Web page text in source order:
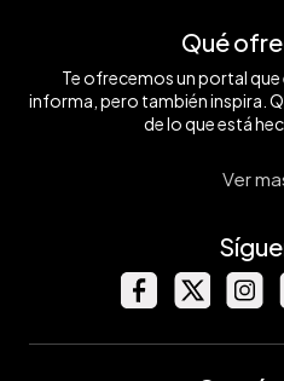
Qué
Te ofrecemos un portal
informa, pero también inspira.
de lo que está
Ver